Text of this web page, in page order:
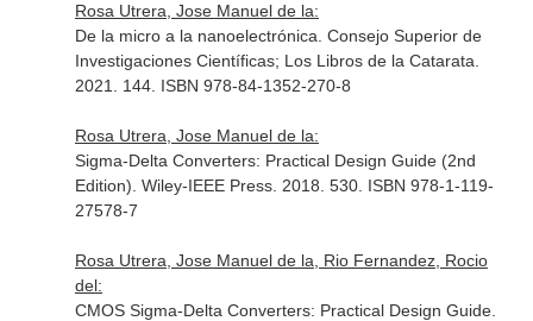
Rosa Utrera, Jose Manuel de la:
De la micro a la nanoelectrónica. Consejo Superior de
Investigaciones Científicas; Los Libros de la Catarata.
2021. 144. ISBN 978-84-1352-270-8
Rosa Utrera, Jose Manuel de la:
Sigma-Delta Converters: Practical Design Guide (2nd
Edition). Wiley-IEEE Press. 2018. 530. ISBN 978-1-119-
27578-7
Rosa Utrera, Jose Manuel de la, Rio Fernandez, Rocio
del:
CMOS Sigma-Delta Converters: Practical Design Guide.